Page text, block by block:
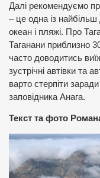
Далі рекомендуємо
– це одна із
океан і пляжі. Про
Таганани приблизно
часто доводитись
зустрічні автівки та
варто стерпіти
заповідника Анага.
Текст та фото